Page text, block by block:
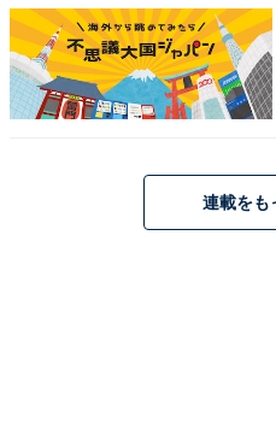
Jackery「240 New」
Jackery「300D」
連載をも